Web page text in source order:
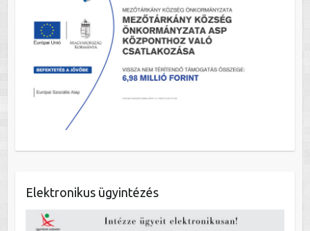
Elektronikus ügyintézés